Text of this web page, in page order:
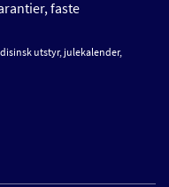
faste
utstyr, julekalender,